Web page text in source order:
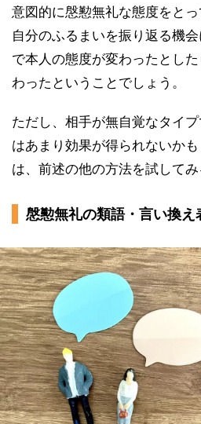
意図的に慇懃無礼な態度をとっ
自分のふるまいを振り返る機
で本人の態度が変わったとし
わったということでしょう。
ただし、相手が無自覚なタイ
はあまり効果が得られないか
は、前述の他の方法を試してみ
慇懃無礼の類語・言い換え